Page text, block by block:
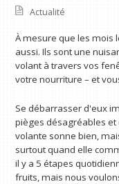
Actualité
À mesure que les mois
aussi. Ils sont une
volant à travers vos
votre nourriture – et
Se débarrasser d'eux
pièges désagréables
volante sonne bien,
surtout quand elle
il y a 5 étapes
fruits, mais nous